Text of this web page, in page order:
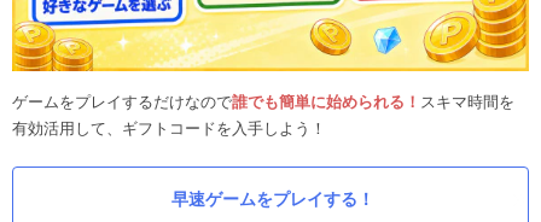
ゲームをプレイするだけなので誰でも簡単に始められる！ スキマ時間を
有効活用して、ギフトコードを入手しよう！
早速ゲームをプレイする！